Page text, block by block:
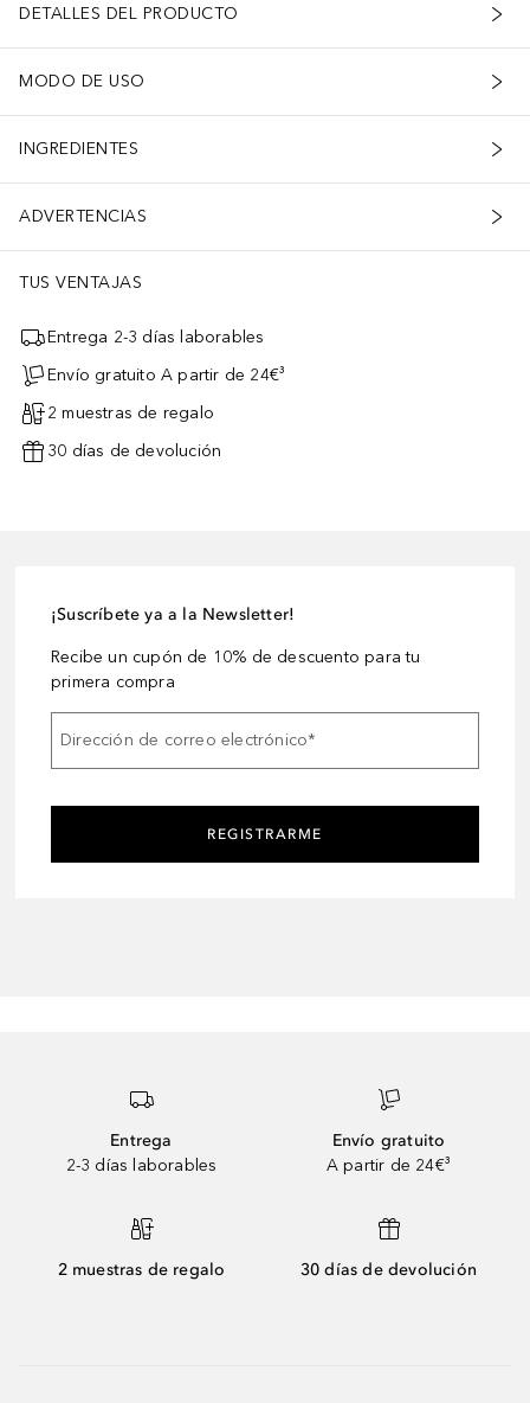
DETALLES DEL PRODUCTO
MODO DE USO
INGREDIENTES
ADVERTENCIAS
TUS VENTAJAS
Entrega 2-3 días laborables
Envío gratuito A partir de 24€³
2 muestras de regalo
30 días de devolución
¡Suscríbete ya a la Newsletter!
Recibe un cupón de 10% de descuento para tu
primera compra
Dirección de correo electrónico*
REGISTRARME
Entrega
2-3 días laborables
Envío gratuito
A partir de 24€³
2 muestras de regalo 30 días de devolución